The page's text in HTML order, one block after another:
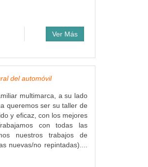
Ver Más
del automóvil
multimarca, a su lado
queremos ser su taller de
y eficaz, con los mejores
con todas las
nuestros trabajos de
nuevas/no repintadas)....